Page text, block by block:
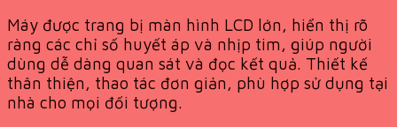
Máy được trang bị màn hình LCD lớn, hiển thị rõ
ràng các chỉ số huyết áp và nhịp tim, giúp người
dùng dễ dàng quan sát và đọc kết quả. Thiết kế
thân thiện, thao tác đơn giản, phù hợp sử dụng tại
nhà cho mọi đối tượng.